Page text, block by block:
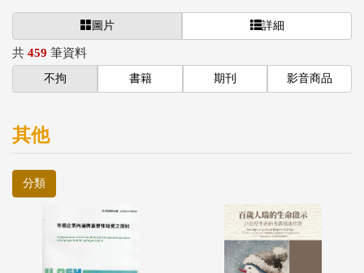
圖片 詳細
共 459 筆資料
不拘 書籍 期刊 影音商品
其他
分類